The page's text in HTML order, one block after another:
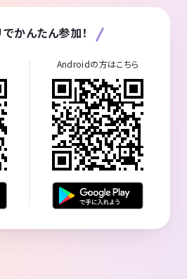
かんたん参加！
Androidの方はこちら